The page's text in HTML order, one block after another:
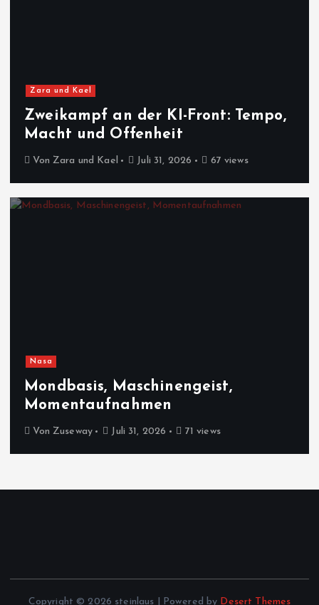
Zara und Kael
Zweikampf an der KI-Front: Tempo,
Macht und Offenheit
Von Zara und Kael Juli 31, 2026 67 views
Nasa
Mondbasis, Maschinengeist,
Momentaufnahmen
Von Zuseway Juli 31, 2026 71 views
Copyright © 2026 steinlaus | Powered by Desert Themes